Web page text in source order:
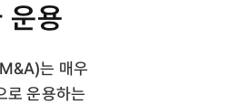
운용
는 매우
로 운용하는